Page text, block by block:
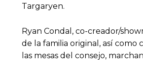
Targaryen.
Ryan Condal, co-creador/
de la familia original, así como
las mesas del consejo,